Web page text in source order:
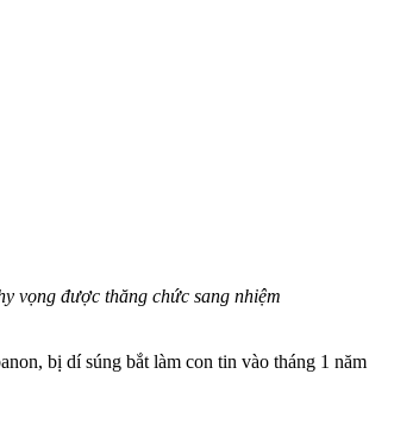
vọng được thăng chức sang nhiệm
bị dí súng bắt làm con tin vào tháng 1 năm